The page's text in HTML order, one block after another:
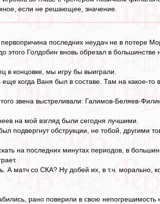
если не решающее, значение.
первопричина последних неудач не в потере
этого Голдобин вновь обрезал в
концовке, мы игру бы выиграли.
еще когда Ваня был в составе. Там на какое-
звена выстреливали: Галимов-Беляев-
на мой взгляд были сегодня лучшими.
подвергнут обструкции, не тобой, другими
на последних минутах периодов, в
А матч со СКА? Ну добей их, в т.ч.
рано поверили в свою